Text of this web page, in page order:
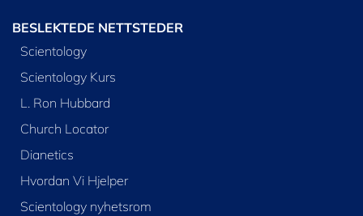
BESLEKTEDE NETTSTEDER
Scientology
Scientology Kurs
L. Ron Hubbard
Church Locator
Dianetics
Hvordan Vi Hjelper
Scientology nyhetsrom